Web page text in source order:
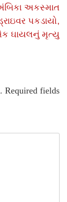
અકસ્માત
પકડાયો,
ઘાયલનું મૃત્યુ
Required fields